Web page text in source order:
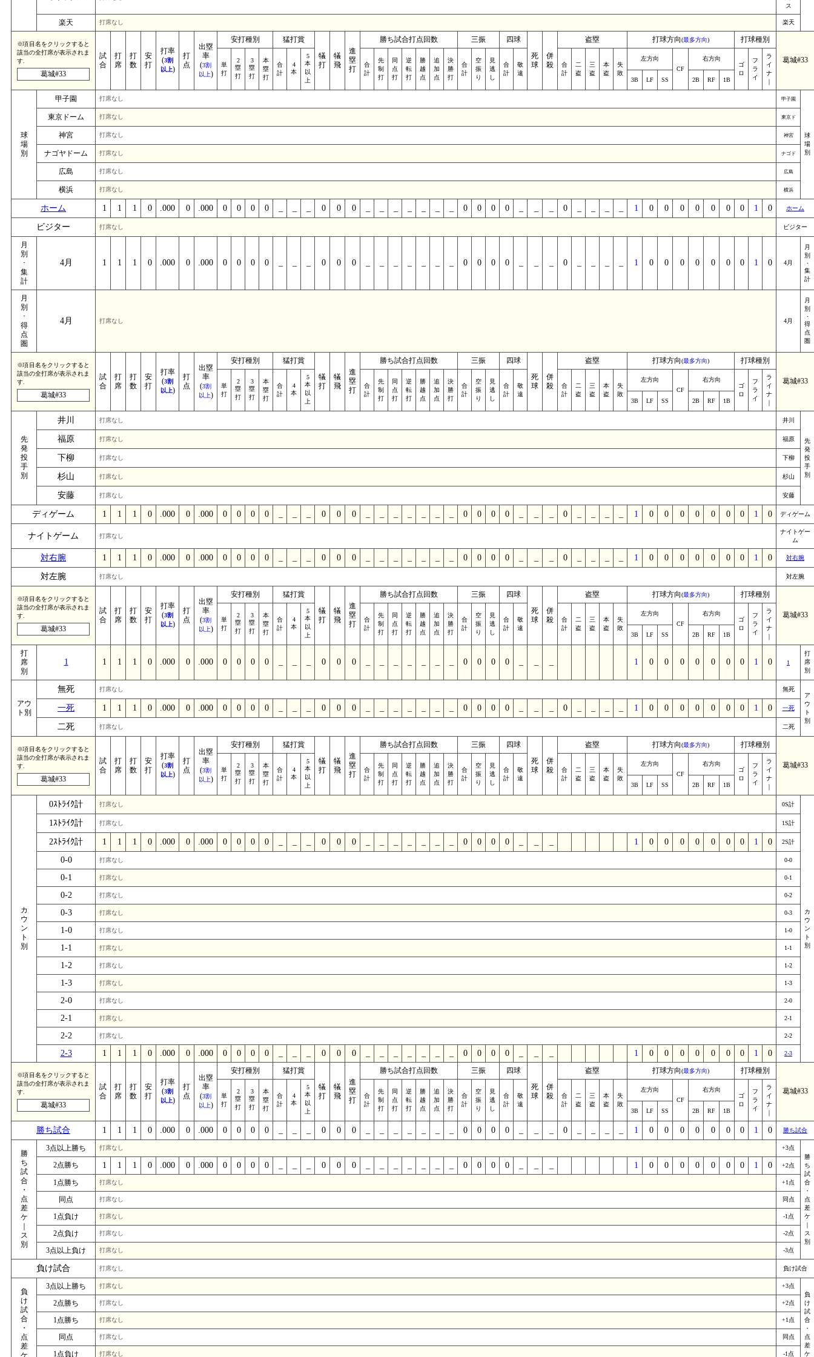
ス
楽天 打席なし 楽天
※項目名をクリックすると
該当の全打席が表示されま
す.
葛城#33
試
合
打
席
打
数
安
打
打率
(3割
以上)
打
点
出塁
率
(3割
以上)
安打種別
猛打賞
犠
打
犠
飛
進
塁
打
勝ち試合打点回数 三振
四球
死
球
併
殺
盗塁 打球方向(最多方向) 打球種別
葛城#33
単
打
2
塁
打
3
塁
打
本
塁
打
合
計
4
本
5
本
以
上
合
計
先
制
打
同
点
打
逆
転
打
勝
越
点
追
加
点
決
勝
打
合
計
空
振
り
見
逃
し
合
計
敬
遠
合
計
二
盗
三
盗
本
盗
失
敗
左方向
CF
右方向
ゴ
ロ
フ
ラ
イ
ラ
イ
ナ
｜
3B LF SS 2B RF 1B
球
場
別
甲子園 打席なし 甲子園
球
場
別
東京ドーム 打席なし 東京ド
神宮 打席なし 神宮
ナゴヤドーム 打席なし ナゴド
広島 打席なし 広島
横浜 打席なし 横浜
ホーム 1 1 1 0 .000 0 .000 0 0 0 0 0 0 0 0 0 0 0 0 1 0 0 0 0 0 0 0 1 0 ホーム
ビジター 打席なし ビジター
月
別
･
集
計
4月 1 1 1 0 .000 0 .000 0 0 0 0 0 0 0 0 0 0 0 0 1 0 0 0 0 0 0 0 1 0 4月
月
別
･
集
計
月
別
･
得
点
圏
4月 打席なし 4月
月
別
･
得
点
圏
※項目名をクリックすると
該当の全打席が表示されま
す.
葛城#33
試
合
打
席
打
数
安
打
打率
(3割
以上)
打
点
出塁
率
(3割
以上)
安打種別
猛打賞
犠
打
犠
飛
進
塁
打
勝ち試合打点回数 三振
四球
死
球
併
殺
盗塁 打球方向(最多方向) 打球種別
葛城#33
単
打
2
塁
打
3
塁
打
本
塁
打
合
計
4
本
5
本
以
上
合
計
先
制
打
同
点
打
逆
転
打
勝
越
点
追
加
点
決
勝
打
合
計
空
振
り
見
逃
し
合
計
敬
遠
合
計
二
盗
三
盗
本
盗
失
敗
左方向
CF
右方向
ゴ
ロ
フ
ラ
イ
ラ
イ
ナ
｜
3B LF SS 2B RF 1B
先
発
投
手
別
井川 打席なし 井川
先
発
投
手
別
福原 打席なし 福原
下柳 打席なし 下柳
杉山 打席なし 杉山
安藤 打席なし 安藤
ディゲーム 1 1 1 0 .000 0 .000 0 0 0 0 0 0 0 0 0 0 0 0 1 0 0 0 0 0 0 0 1 0 ディゲーム
ナイトゲーム 打席なし
ナイトゲー
ム
対右腕 1 1 1 0 .000 0 .000 0 0 0 0 0 0 0 0 0 0 0 0 1 0 0 0 0 0 0 0 1 0 対右腕
対左腕 打席なし 対左腕
※項目名をクリックすると
該当の全打席が表示されま
す.
葛城#33
試
合
打
席
打
数
安
打
打率
(3割
以上)
打
点
出塁
率
(3割
以上)
安打種別
猛打賞
犠
打
犠
飛
進
塁
打
勝ち試合打点回数 三振
四球
死
球
併
殺
盗塁 打球方向(最多方向) 打球種別
葛城#33
単
打
2
塁
打
3
塁
打
本
塁
打
合
計
4
本
5
本
以
上
合
計
先
制
打
同
点
打
逆
転
打
勝
越
点
追
加
点
決
勝
打
合
計
空
振
り
見
逃
し
合
計
敬
遠
合
計
二
盗
三
盗
本
盗
失
敗
左方向
CF
右方向
ゴ
ロ
フ
ラ
イ
ラ
イ
ナ
｜
3B LF SS 2B RF 1B
打
席
別
1 1 1 1 0 .000 0 .000 0 0 0 0 0 0 0 0 0 0 0 1 0 0 0 0 0 0 0 1 0 1
打
席
別
アウ
ト別
無死 打席なし
無死
ア
ウ
ト
別
一死 1 1 1 0 .000 0 .000 0 0 0 0 0 0 0 0 0 0 0 0 1 0 0 0 0 0 0 0 1 0 一死
二死 打席なし 二死
※項目名をクリックすると
該当の全打席が表示されま
す.
葛城#33
試
合
打
席
打
数
安
打
打率
(3割
以上)
打
点
出塁
率
(3割
以上)
安打種別
猛打賞
犠
打
犠
飛
進
塁
打
勝ち試合打点回数 三振
四球
死
球
併
殺
盗塁 打球方向(最多方向) 打球種別
葛城#33
単
打
2
塁
打
3
塁
打
本
塁
打
合
計
4
本
5
本
以
上
合
計
先
制
打
同
点
打
逆
転
打
勝
越
点
追
加
点
決
勝
打
合
計
空
振
り
見
逃
し
合
計
敬
遠
合
計
二
盗
三
盗
本
盗
失
敗
左方向
CF
右方向
ゴ
ロ
フ
ラ
イ
ラ
イ
ナ
｜
3B LF SS 2B RF 1B
カ
ウ
ン
ト
別
0ｽﾄﾗｲｸ計 打席なし 0S計
カ
ウ
ン
ト
別
1ｽﾄﾗｲｸ計 打席なし 1S計
2ｽﾄﾗｲｸ計 1 1 1 0 .000 0 .000 0 0 0 0 0 0 0 0 0 0 0 1 0 0 0 0 0 0 0 1 0 2S計
0-0 打席なし 0-0
0-1 打席なし 0-1
0-2 打席なし 0-2
0-3 打席なし 0-3
1-0 打席なし 1-0
1-1 打席なし 1-1
1-2 打席なし 1-2
1-3 打席なし 1-3
2-0 打席なし 2-0
2-1 打席なし 2-1
2-2 打席なし 2-2
2-3 1 1 1 0 .000 0 .000 0 0 0 0 0 0 0 0 0 0 0 1 0 0 0 0 0 0 0 1 0 2-3
※項目名をクリックすると
該当の全打席が表示されま
す.
葛城#33
試
合
打
席
打
数
安
打
打率
(3割
以上)
打
点
出塁
率
(3割
以上)
安打種別
猛打賞
犠
打
犠
飛
進
塁
打
勝ち試合打点回数 三振
四球
死
球
併
殺
盗塁 打球方向(最多方向) 打球種別
葛城#33
単
打
2
塁
打
3
塁
打
本
塁
打
合
計
4
本
5
本
以
上
合
計
先
制
打
同
点
打
逆
転
打
勝
越
点
追
加
点
決
勝
打
合
計
空
振
り
見
逃
し
合
計
敬
遠
合
計
二
盗
三
盗
本
盗
失
敗
左方向
CF
右方向
ゴ
ロ
フ
ラ
イ
ラ
イ
ナ
｜
3B LF SS 2B RF 1B
勝ち試合 1 1 1 0 .000 0 .000 0 0 0 0 0 0 0 0 0 0 0 0 1 0 0 0 0 0 0 0 1 0 勝ち試合
勝
ち
試
合
・
点
差
ケ
ス
別
3点以上勝ち 打席なし
+3点
勝
ち
試
合
・
点
差
ケ
｜
ス
別
2点勝ち 1 1 1 0 .000 0 .000 0 0 0 0 0 0 0 0 0 0 0 1 0 0 0 0 0 0 0 1 0 +2点
1点勝ち 打席なし +1点
同点 打席なし 同点
1点負け 打席なし -1点
2点負け 打席なし -2点
3点以上負け 打席なし -3点
負け試合 打席なし 負け試合
負
け
試
合
・
点
差
ケ
3点以上勝ち 打席なし
+3点
負
け
試
合
・
点
差
ケ
2点勝ち 打席なし +2点
1点勝ち 打席なし +1点
同点 打席なし 同点
1点負け 打席なし -1点